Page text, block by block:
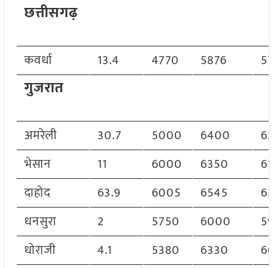
छत्तीसगढ़
कवर्धा 13.4 4770 5876
गुजरात
अमरेली 30.7 5000 6400
भेसान
11 6000 6350
दाहोद
63.9 6005 6545
धनसुरा
2 5750 6000
धोराजी
4.1 5380 6330